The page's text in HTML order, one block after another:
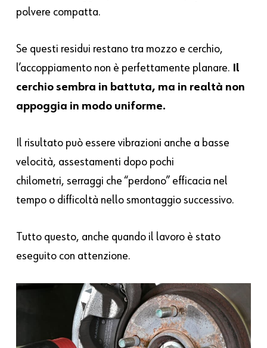
polvere compatta.
Se questi residui restano tra mozzo e cerchio,
l’accoppiamento non è perfettamente planare. Il
cerchio sembra in battuta, ma in realtà non
appoggia in modo uniforme.
Il risultato può essere vibrazioni anche a basse
velocità, assestamenti dopo pochi
chilometri, serraggi che “perdono” efficacia nel
tempo o difficoltà nello smontaggio successivo.
Tutto questo, anche quando il lavoro è stato
eseguito con attenzione.